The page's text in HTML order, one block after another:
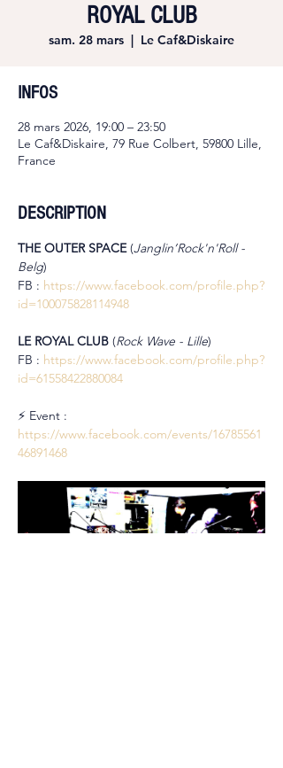
ROYAL CLUB
sam. 28 mars
  |
Le Caf&Diskaire
INFOS
28 mars 2026, 19:00 – 23:50
Le Caf&Diskaire, 79 Rue Colbert, 59800 Lille,
France
DESCRIPTION
THE OUTER SPACE (Janglin’Rock'n'Roll -
Belg)
FB : https://www.facebook.com/profile.php?
id=100075828114948
LE ROYAL CLUB (Rock Wave - Lille)
FB : https://www.facebook.com/profile.php?
id=61558422880084
⚡ Event :
https://www.facebook.com/events/16785561
46891468